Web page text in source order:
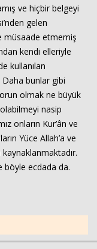
ve hiçbir belgeyi
gelen
müsaade etmemiş
kendi elleriyle
kullanılan
Daha bunlar gibi
olmak ne büyük
nasip
onların Kur’ân ve
Yüce Allah’a ve
böyle ecdada da.